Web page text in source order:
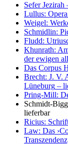
Sefer Jezirah
Lullus: Opera
Weigel:
Schmidlin:
Fludd:
Khunrath:
der ewigen
Das Corpus
Brecht: J. V.
Lüneburg –
Pring-Mill:
Schmidt-
lieferbar
Ricius:
Law: Das